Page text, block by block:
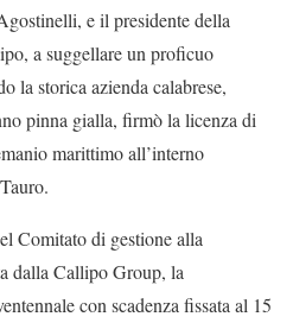
e il presidente della
a suggellare un proficuo
la storica azienda calabrese,
pinna gialla, firmò la licenza di
marittimo all’interno
Comitato di gestione alla
dalla Callipo Group, la
con scadenza fissata al 15